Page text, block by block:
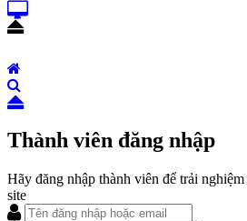
Thành viên đăng nhập
Hãy đăng nhập thành viên để trải
site